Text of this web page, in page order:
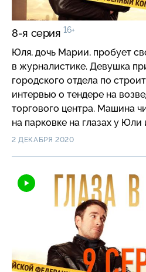
8-я серия 16+
Юля, дочь Марии, пробует
в журналистике. Девушка
городского отдела по
интервью о тендере на
торгового центра. Машина
на парковке на глазах у Юли
2 ДЕКАБРЯ 2020